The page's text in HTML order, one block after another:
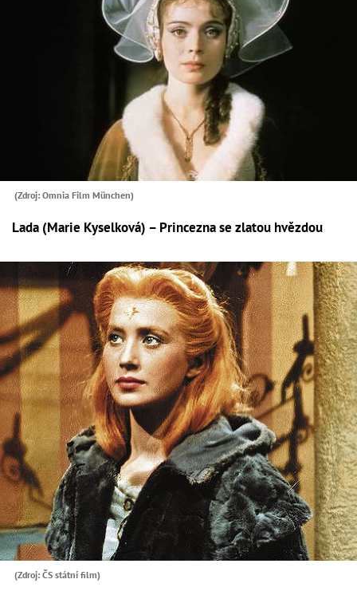
(Zdroj: Omnia Film München)
Lada (Marie Kyselková) – Princezna se zlatou hvězdou
(Zdroj: ČS státní film)